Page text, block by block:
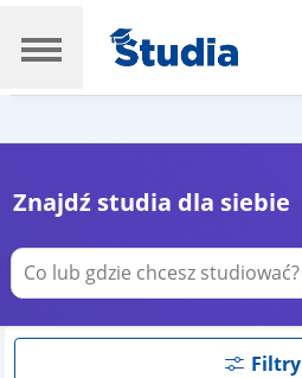
Znajdź studia dla siebie
Filtry